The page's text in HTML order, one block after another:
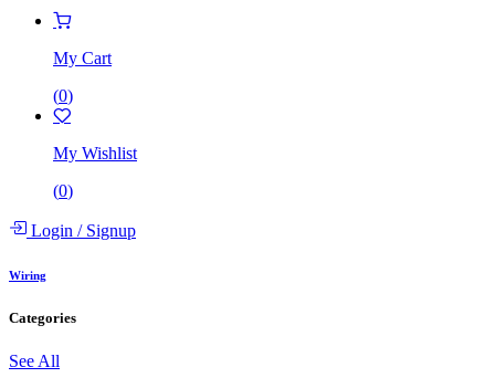
My Cart
(0)
My Wishlist
(0)
Login /Signup
Wiring
Categories
See All